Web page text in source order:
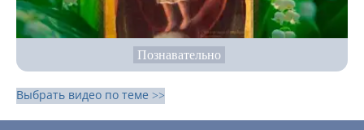
Познавательно
Выбрать видео по теме >>